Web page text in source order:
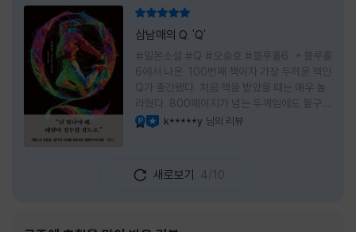
삼남매의 Q. 'Q'
#일본소설 #Q #오승호 #블루홀6 * 블루홀
6에서 나온 100번째 책이자 가장 두꺼운 책인
Q가 출간됐다. 처음 책을 받았을 때는 매우 놀
라웠다. 800페이지가 넘는 두께임에도 불구하
고 생각보다 책이 가벼웠다. 여기에 측면을 영
제목이 Q란다. 처음 제목을 봤을 때 나는 질문
을 의미하는 Question을 떠올렸다. 하지만 이
k*****y 님의 리뷰
새로보기 4/10